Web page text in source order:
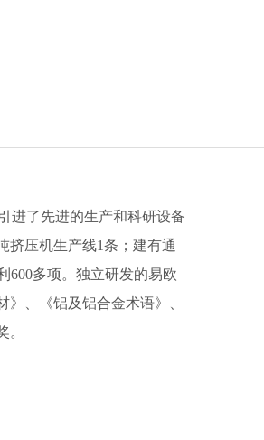
进了先进的生产和科研设备
挤压机生产线1条；建有通
600多项。独立研发的易欧
、《铝及铝合金术语》、